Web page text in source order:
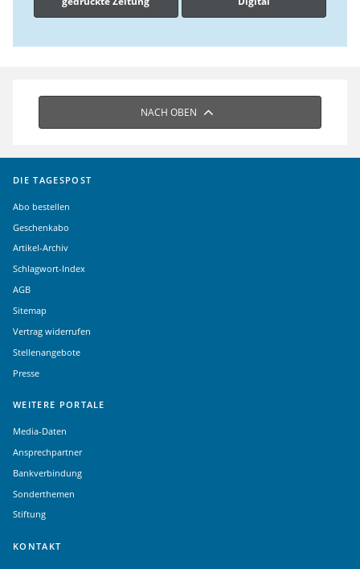
NACH OBEN
DIE TAGESPOST
Abo bestellen
Geschenkabo
Artikel-Archiv
Schlagwort-Index
AGB
Sitemap
Vertrag widerrufen
Stellenangebote
Presse
WEITERE PORTALE
Media-Daten
Ansprechpartner
Bankverbindung
Sonderthemen
Stiftung
KONTAKT